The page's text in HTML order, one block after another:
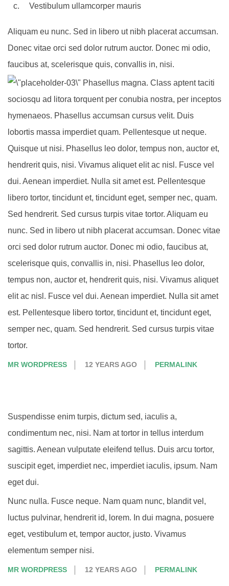
Vestibulum ullamcorper mauris
Aliquam eu nunc. Sed in libero ut nibh placerat accumsan.
Donec vitae orci sed dolor rutrum auctor. Donec mi odio,
faucibus at, scelerisque quis, convallis in, nisi.
Phasellus magna. Class aptent taciti
sociosqu ad litora torquent per conubia nostra, per inceptos
hymenaeos. Phasellus accumsan cursus velit. Duis
lobortis massa imperdiet quam. Pellentesque ut neque.
Quisque ut nisi. Phasellus leo dolor, tempus non, auctor et,
hendrerit quis, nisi. Vivamus aliquet elit ac nisl. Fusce vel
dui. Aenean imperdiet. Nulla sit amet est. Pellentesque
libero tortor, tincidunt et, tincidunt eget, semper nec, quam.
Sed hendrerit. Sed cursus turpis vitae tortor. Aliquam eu
nunc. Sed in libero ut nibh placerat accumsan. Donec vitae
orci sed dolor rutrum auctor. Donec mi odio, faucibus at,
scelerisque quis, convallis in, nisi. Phasellus leo dolor,
tempus non, auctor et, hendrerit quis, nisi. Vivamus aliquet
elit ac nisl. Fusce vel dui. Aenean imperdiet. Nulla sit amet
est. Pellentesque libero tortor, tincidunt et, tincidunt eget,
semper nec, quam. Sed hendrerit. Sed cursus turpis vitae
tortor.
MR WORDPRESS 12 YEARS AGO PERMALINK
Suspendisse enim turpis, dictum sed, iaculis a,
condimentum nec, nisi. Nam at tortor in tellus interdum
sagittis. Aenean vulputate eleifend tellus. Duis arcu tortor,
suscipit eget, imperdiet nec, imperdiet iaculis, ipsum. Nam
eget dui.
Nunc nulla. Fusce neque. Nam quam nunc, blandit vel,
luctus pulvinar, hendrerit id, lorem. In dui magna, posuere
eget, vestibulum et, tempor auctor, justo. Vivamus
elementum semper nisi.
MR WORDPRESS 12 YEARS AGO PERMALINK